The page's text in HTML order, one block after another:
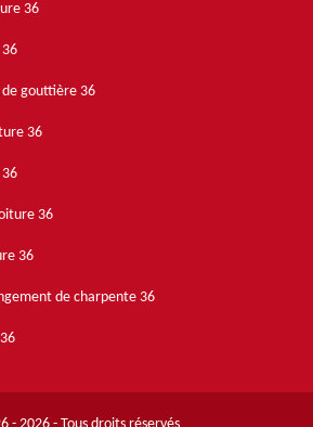
36
gouttière 36
36
36
36
de charpente 36